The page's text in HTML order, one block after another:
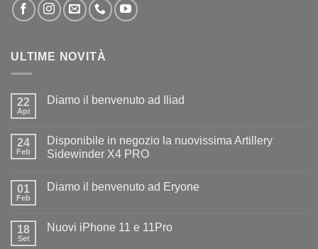
ULTIME NOVITÀ
22
Apr
Diamo il benvenuto ad Iliad
Diamo
il
benvenuto
24
Feb
Disponibile in negozio la nuovissima Artillery
Sidewinder X4 PRO
su
la
nuovissima
01
Feb
Diamo il benvenuto ad Eryone
Diamo
18
Set
Nuovi iPhone 11 e 11Pro